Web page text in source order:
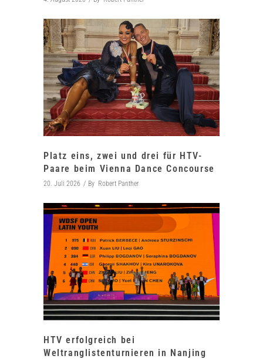
Platz eins, zwei und drei für HTV-
Paare beim Vienna Dance Concourse
20. Juli 2026 By Robert Panther
HTV erfolgreich bei
Weltranglistenturnieren in Nanjing